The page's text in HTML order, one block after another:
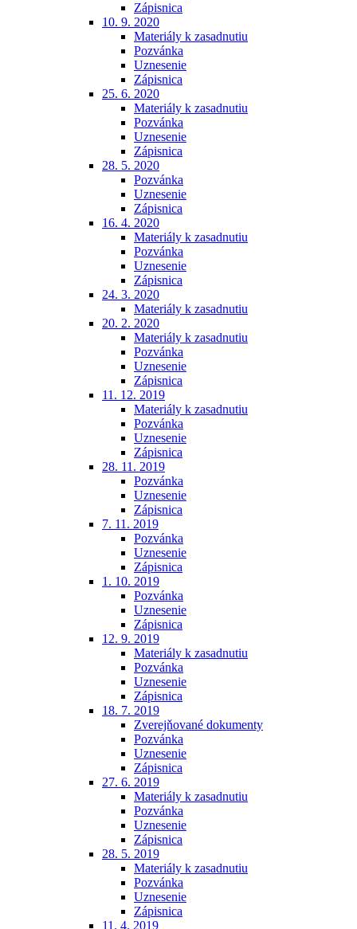
Zápisnica
10. 9. 2020
Materiály k zasadnutiu
Pozvánka
Uznesenie
Zápisnica
25. 6. 2020
Materiály k zasadnutiu
Pozvánka
Uznesenie
Zápisnica
28. 5. 2020
Pozvánka
Uznesenie
Zápisnica
16. 4. 2020
Materiály k zasadnutiu
Pozvánka
Uznesenie
Zápisnica
24. 3. 2020
Materiály k zasadnutiu
20. 2. 2020
Materiály k zasadnutiu
Pozvánka
Uznesenie
Zápisnica
11. 12. 2019
Materiály k zasadnutiu
Pozvánka
Uznesenie
Zápisnica
28. 11. 2019
Pozvánka
Uznesenie
Zápisnica
7. 11. 2019
Pozvánka
Uznesenie
Zápisnica
1. 10. 2019
Pozvánka
Uznesenie
Zápisnica
12. 9. 2019
Materiály k zasadnutiu
Pozvánka
Uznesenie
Zápisnica
18. 7. 2019
Zverejňované dokumenty
Pozvánka
Uznesenie
Zápisnica
27. 6. 2019
Materiály k zasadnutiu
Pozvánka
Uznesenie
Zápisnica
28. 5. 2019
Materiály k zasadnutiu
Pozvánka
Uznesenie
Zápisnica
11. 4. 2019